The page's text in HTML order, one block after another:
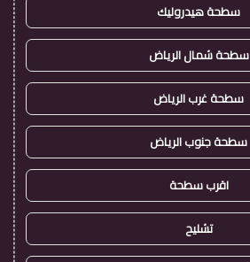
سطحة هيدروليك
سطحة شمال الرياض
سطحة غرب الرياض
سطحة جنوب الرياض
اقرب سطحة
تشليح